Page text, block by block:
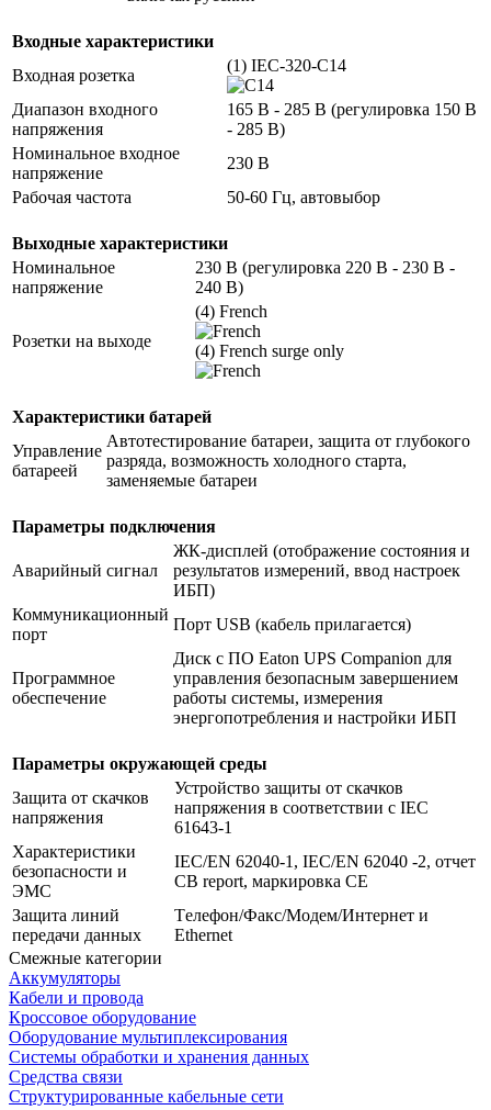
Входные характеристики
Входная розетка
(1) IEC-320-C14
Диапазон входного
напряжения
165 В - 285 В (регулировка 150 В
- 285 В)
Номинальное входное
напряжение
230 В
Рабочая частота
50-60 Гц, автовыбор
Выходные характеристики
Номинальное
напряжение
230 В (регулировка 220 В - 230 В -
240 В)
Розетки на выходе
(4) French
(4) French surge only
Характеристики батарей
Управление
батареей
Автотестирование батареи, защита от глубокого
разряда, возможность холодного старта,
заменяемые батареи
Параметры подключения
Аварийный сигнал
ЖК-дисплей (отображение состояния и
результатов измерений, ввод настроек
ИБП)
Коммуникационный
порт
Порт USB (кабель прилагается)
Программное
обеспечение
Диск с ПО Eaton UPS Companion для
управления безопасным завершением
работы системы, измерения
энергопотребления и настройки ИБП
Параметры окружающей среды
Защита от скачков
напряжения
Устройство защиты от скачков
напряжения в соответствии с IEC
61643-1
Характеристики
безопасности и
ЭМС
IEC/EN 62040-1, IEC/EN 62040 -2, отчет
CB report, маркировка CE
Защита линий
передачи данных
Tелефон/Факс/Модем/Интернет и
Ethernet
Смежные категории
Аккумуляторы
Кабели и провода
Кроссовое оборудование
Оборудование мультиплексирования
Системы обработки и хранения данных
Средства связи
Структурированные кабельные сети